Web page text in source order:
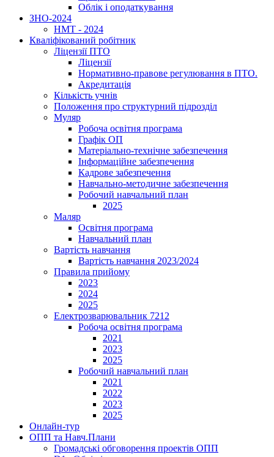
Облік і оподаткування
ЗНО-2024
НМТ - 2024
Кваліфікований робітник
Ліцензії ПТО
Ліцензії
Нормативно-правове регулювання в ПТО.
Акредитація
Кількість учнів
Положення про структурний підрозділ
Муляр
Робоча освітня програма
Графік ОП
Матеріально-технічне забезпечення
Інформаційне забезпечення
Кадрове забезпечення
Навчально-методичне забезпечення
Робочий навчальний план
2025
Маляр
Освітня програма
Навчальний план
Вартість навчання
Вартість навчання 2023/2024
Правила прийому
2023
2024
2025
Електрозварювальник 7212
Робоча освітня програма
2021
2023
2025
Робочий навчальний план
2021
2022
2023
2025
Онлайн-тур
ОПП та Навч.Плани
Громадські обговорення проектів ОПП